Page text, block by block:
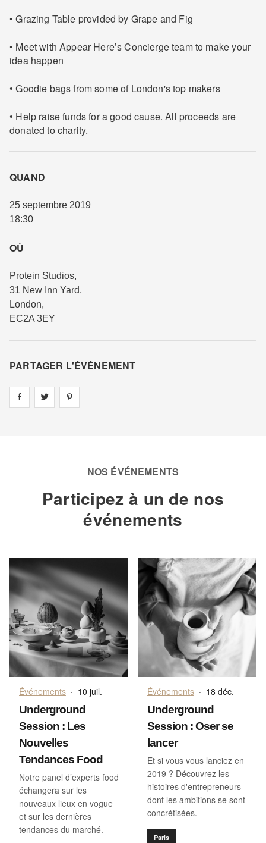
• Grazing Table provided by Grape and Fig
• Meet with Appear Here’s Concierge team to make your
idea happen
• Goodie bags from some of London's top makers
• Help raise funds for a good cause. All proceeds are
donated to charity.
QUAND
25 septembre 2019
18:30
OÙ
Protein Studios,
31 New Inn Yard,
London,
EC2A 3EY
PARTAGER L'ÉVÉNEMENT
Share on facebook
Share on
NOS ÉVÉNEMENTS
Participez à un de nos
événements
Événements · 10 juil.
Underground
Session : Les
Nouvelles
Tendances Food
Notre panel d’experts food
échangera sur les
nouveaux lieux en vogue
et sur les dernières
tendances du marché.
Événements · 18 déc.
Underground
Session : Oser se
lancer
Et si vous vous lanciez en
2019 ? Découvrez les
histoires d'entrepreneurs
dont les ambitions se sont
concrétisées.
Paris